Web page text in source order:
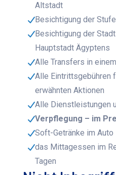
Altstadt
Besichtigung der
Besichtigung der
Hauptstadt Ägyptens
Alle Transfers in
Alle Eintrittsgebühren
erwähnten Aktionen
Alle Dienstleistungen
Verpflegung – im
Soft-Getränke im Auto
das Mittagessen im
Tagen